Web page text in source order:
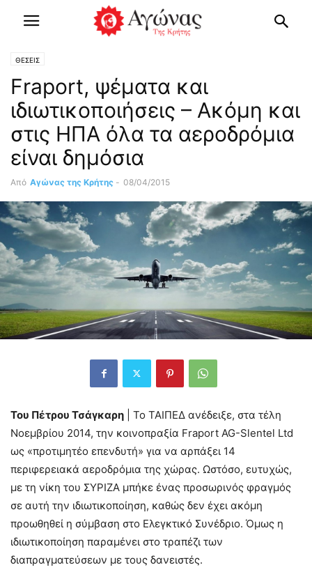
ΘΕΣΕΙΣ
Fraport, ψέματα και
ιδιωτικοποιήσεις – Ακόμη και
στις ΗΠΑ όλα τα αεροδρόμια
είναι δημόσια
Από Αγώνας της Κρήτης - 08/04/2015
Του Πέτρου Τσάγκαρη | Το ΤΑΙΠΕΔ ανέδειξε, στα τέλη
Νοεμβρίου 2014, την κοινοπραξία Fraport AG-Slentel Ltd
ως «προτιμητέο επενδυτή» για να αρπάξει 14
περιφερειακά αεροδρόμια της χώρας. Ωστόσο, ευτυχώς,
με τη νίκη του ΣΥΡΙΖΑ μπήκε ένας προσωρινός φραγμός
σε αυτή την ιδιωτικοποίηση, καθώς δεν έχει ακόμη
προωθηθεί η σύμβαση στο Ελεγκτικό Συνέδριο. Όμως η
ιδιωτικοποίηση παραμένει στο τραπέζι των
διαπραγματεύσεων με τους δανειστές.